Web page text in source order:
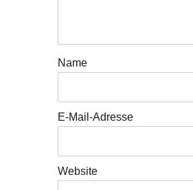
Name
E-Mail-Adresse
Website